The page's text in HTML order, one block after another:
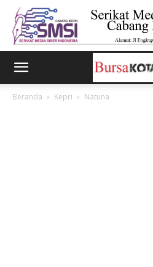
Beranda Kepri Natuna